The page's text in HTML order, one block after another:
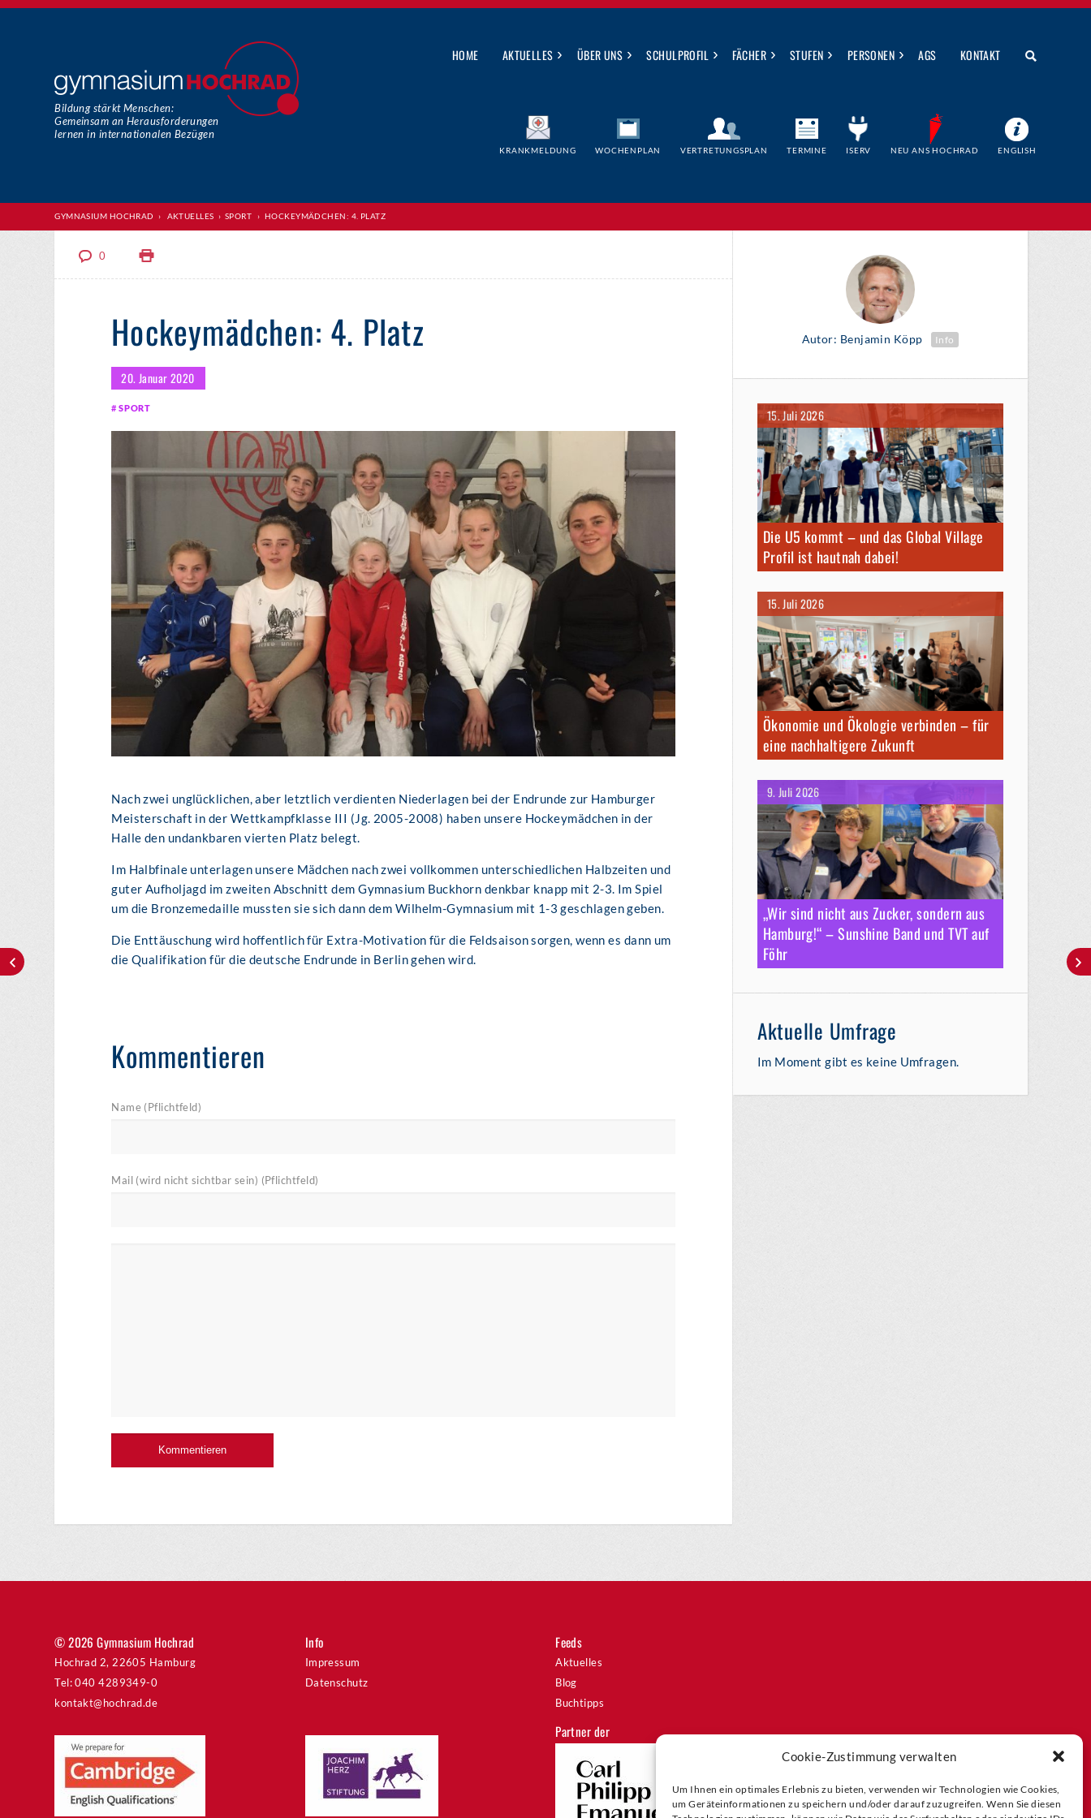
Cookie-Zustimmung verwalten
Um Ihnen ein optimales Erlebnis zu bieten, verwenden wir Technologien wie Cookies,
um Geräteinformationen zu speichern und/oder darauf zuzugreifen. Wenn Sie diesen
HOME AKTUELLES › ÜBER UNS › SCHULPROFIL › FÄCHER › STUFEN › PERSONEN › AGS KONTAKT
Bildung stärkt Menschen:
Gemeinsam an Herausforderungen
lernen in internationalen Bezügen
KRANKMELDUNG WOCHENPLAN VERTRETUNGSPLAN TERMINE ISERV NEU ANS HOCHRAD ENGLISH
GYMNASIUM HOCHRAD › AKTUELLES › SPORT › HOCKEYMÄDCHEN: 4. PLATZ
0
Hockeymädchen: 4. Platz
20. Januar 2020
SPORT
Nach zwei unglücklichen, aber letztlich verdienten Niederlagen bei der Endrunde zur Hamburger
Meisterschaft in der Wettkampfklasse III (Jg. 2005-2008) haben unsere Hockeymädchen in der
Halle den undankbaren vierten Platz belegt.
Im Halbfinale unterlagen unsere Mädchen nach zwei vollkommen unterschiedlichen Halbzeiten und
guter Aufholjagd im zweiten Abschnitt dem Gymnasium Buckhorn denkbar knapp mit 2-3. Im Spiel
um die Bronzemedaille mussten sie sich dann dem Wilhelm-Gymnasium mit 1-3 geschlagen geben.
Die Enttäuschung wird hoffentlich für Extra-Motivation für die Feldsaison sorgen, wenn es dann um
die Qualifikation für die deutsche Endrunde in Berlin gehen wird.
Kommentieren
Name (Pflichtfeld)
Mail (wird nicht sichtbar sein) (Pflichtfeld)
Autor: Benjamin Köpp Info
15. Juli 2026
Die U5 kommt – und das Global Village
Profil ist hautnah dabei!
15. Juli 2026
Ökonomie und Ökologie verbinden – für
eine nachhaltigere Zukunft
9. Juli 2026
„Wir sind nicht aus Zucker, sondern aus
Hamburg!“ – Sunshine Band und TVT auf
Föhr
Aktuelle Umfrage
Im Moment gibt es keine Umfragen.
© 2026 Gymnasium Hochrad
Hochrad 2, 22605 Hamburg
Tel: 040 4289349-0
kontakt@hochrad.de
Info
Impressum
Datenschutz
Feeds
Aktuelles
Blog
Buchtipps
Partner der